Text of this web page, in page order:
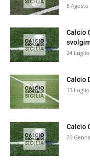
5 Agosto
Calcio
24
Calcio
13
Calcio
20